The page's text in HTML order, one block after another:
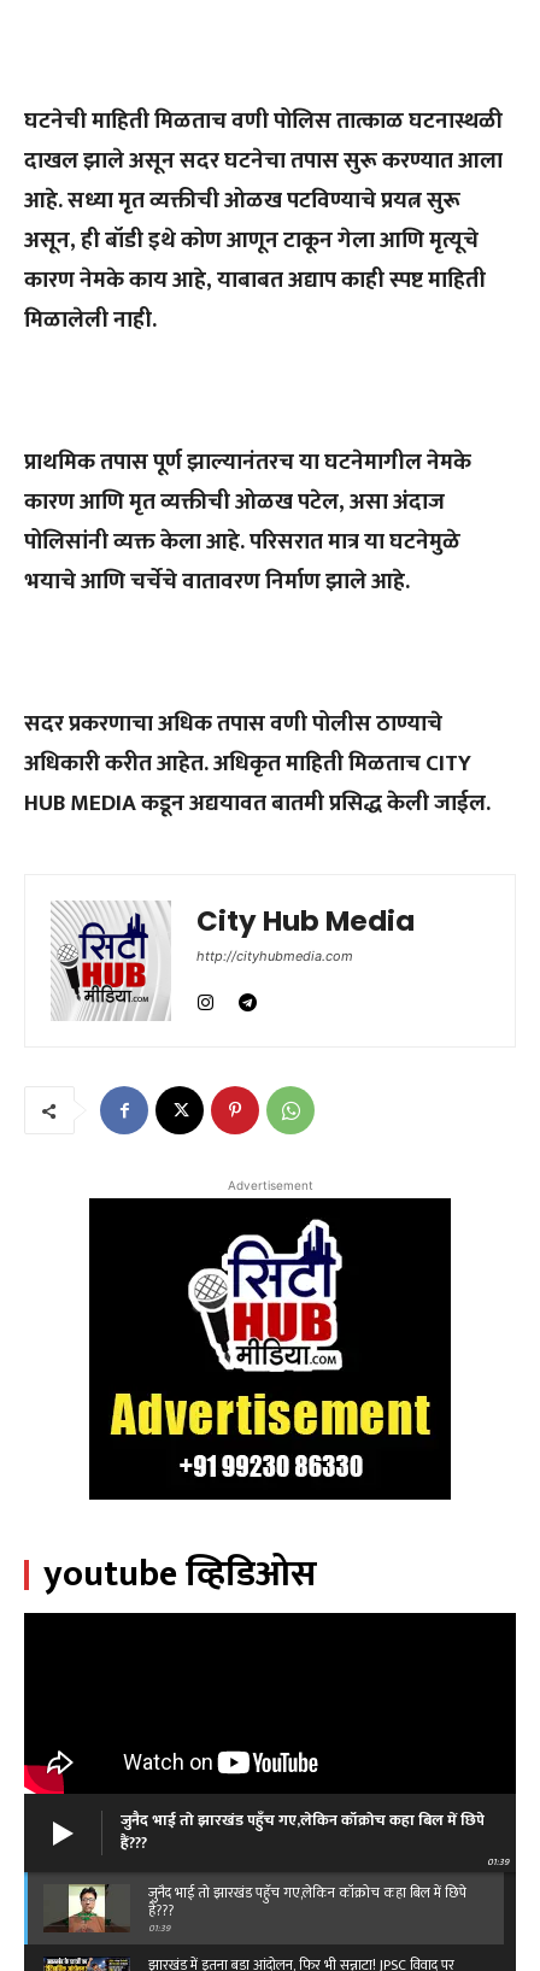
घटनेची माहिती मिळताच वणी पोलिस तात्काळ घटनास्थळी
दाखल झाले असून सदर घटनेचा तपास सुरू करण्यात आला
आहे. सध्या मृत व्यक्तीची ओळख पटविण्याचे प्रयत्न सुरू
असून, ही बॉडी इथे कोण आणून टाकून गेला आणि मृत्यूचे
कारण नेमके काय आहे, याबाबत अद्याप काही स्पष्ट माहिती
मिळालेली नाही.
प्राथमिक तपास पूर्ण झाल्यानंतरच या घटनेमागील नेमके
कारण आणि मृत व्यक्तीची ओळख पटेल, असा अंदाज
पोलिसांनी व्यक्त केला आहे. परिसरात मात्र या घटनेमुळे
भयाचे आणि चर्चेचे वातावरण निर्माण झाले आहे.
सदर प्रकरणाचा अधिक तपास वणी पोलीस ठाण्याचे
अधिकारी करीत आहेत. अधिकृत माहिती मिळताच CITY
HUB MEDIA कडून अद्ययावत बातमी प्रसिद्ध केली जाईल.
City Hub Media
http://cityhubmedia.com
Advertisement
youtube व्हिडिओस
जुनैद भाई तो झारखंड पहुँच गए,लेकिन कॉक्रोच कहा बिल में छिपे
हैं???
01:39
जुनैद भाई तो झारखंड पहुँच गए,लेकिन कॉक्रोच कहा बिल में छिपे
हैं???
01:39
झारखंड में इतना बड़ा आंदोलन, फिर भी सन्नाटा! JPSC विवाद पर